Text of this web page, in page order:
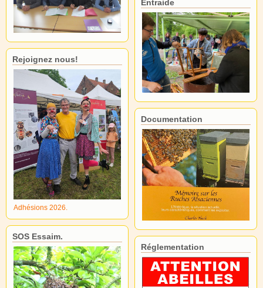
Rejoignez nous!
Adhésions 2026.
SOS Essaim.
Entraide
Documentation
Réglementation